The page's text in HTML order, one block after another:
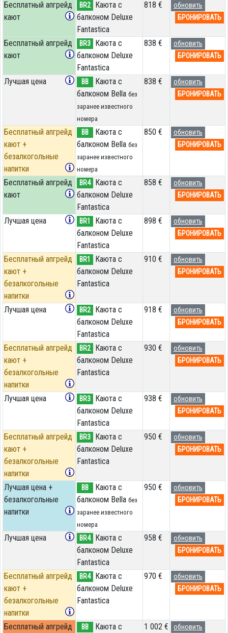
Бесплатный апгрейд
кают
BR2
Каюта с
балконом Deluxe
Fantastica
818 €
обновить
БРОНИРОВАТЬ
Бесплатный апгрейд
кают
BR3
Каюта с
балконом Deluxe
Fantastica
838 €
обновить
БРОНИРОВАТЬ
Лучшая цена BB
Каюта с
балконом Bella без
заранее известного
номера
838 €
обновить
БРОНИРОВАТЬ
Бесплатный апгрейд
кают +
безалкогольные
напитки
BB
Каюта с
балконом Bella без
заранее известного
номера
850 €
обновить
БРОНИРОВАТЬ
Бесплатный апгрейд
кают
BR4
Каюта с
балконом Deluxe
Fantastica
858 €
обновить
БРОНИРОВАТЬ
Лучшая цена BR1
Каюта с
балконом Deluxe
Fantastica
898 €
обновить
БРОНИРОВАТЬ
Бесплатный апгрейд
кают +
безалкогольные
напитки
BR1
Каюта с
балконом Deluxe
Fantastica
910 €
обновить
БРОНИРОВАТЬ
Лучшая цена BR2
Каюта с
балконом Deluxe
Fantastica
918 €
обновить
БРОНИРОВАТЬ
Бесплатный апгрейд
кают +
безалкогольные
напитки
BR2
Каюта с
балконом Deluxe
Fantastica
930 €
обновить
БРОНИРОВАТЬ
Лучшая цена BR3
Каюта с
балконом Deluxe
Fantastica
938 €
обновить
БРОНИРОВАТЬ
Бесплатный апгрейд
кают +
безалкогольные
напитки
BR3
Каюта с
балконом Deluxe
Fantastica
950 €
обновить
БРОНИРОВАТЬ
Лучшая цена +
безалкогольные
напитки
BB
Каюта с
балконом Bella без
заранее известного
номера
950 €
обновить
БРОНИРОВАТЬ
Лучшая цена BR4
Каюта с
балконом Deluxe
Fantastica
958 €
обновить
БРОНИРОВАТЬ
Бесплатный апгрейд
кают +
безалкогольные
напитки
BR4
Каюта с
балконом Deluxe
Fantastica
970 €
обновить
БРОНИРОВАТЬ
Бесплатный апгрейд
BB
Каюта с
1 002 €
обновить